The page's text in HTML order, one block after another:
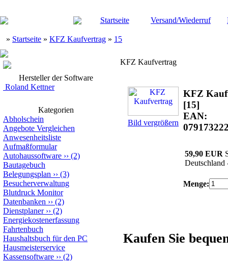
Startseite Versand/Wiederruf
» Startseite » KFZ Kaufvertrag » 15
Hersteller der Software
Roland Kettner
Kategorien
Abholschein
Angebote Vergleichen
Anwesenheitsliste
Aufmaßformular
Autohaussoftware ›› (2)
Bautagebuch
Belegungsplan ›› (3)
Besucherverwaltung
Blutdruck Monitor
Datenbanken ›› (2)
Dienstplaner›› (2)
Energiekostenerfassung
Fahrtenbuch
Haushaltsbuch für den PC
Hausmeisterservice
Kassensoftware ›› (2)
KFZ Kaufvertrag
Bild vergrößern
KFZ
[15]
EAN:
59,90 EUR
Deutschland
Menge:
Kaufen Sie